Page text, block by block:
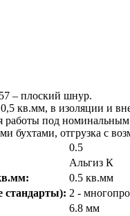
– плоский шнур.
кв.мм, в изоляции и
работы под
бухтами, отгрузка с
0.5
Альгиз К
0.5 кв.мм
стандарты): 2 -
6.8 мм